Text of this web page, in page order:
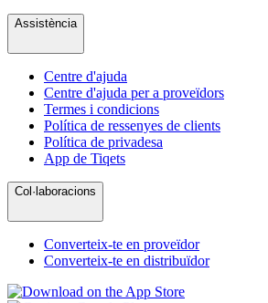
Assistència
Centre d'ajuda
Centre d'ajuda per a proveïdors
Termes i condicions
Política de ressenyes de clients
Política de privadesa
App de Tiqets
Col·laboracions
Converteix-te en proveïdor
Converteix-te en distribuïdor